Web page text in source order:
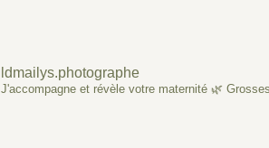
ldmailys.photographe
J'accompagne et révèle votre maternité 🌿